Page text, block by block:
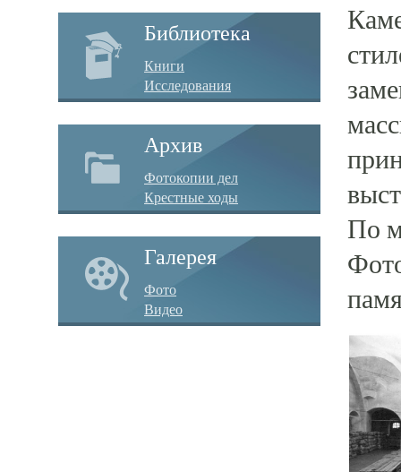
Библиотека
Книги
Исследования
Архив
Фотокопии дел
Крестные ходы
Галерея
Фото
Видео
По